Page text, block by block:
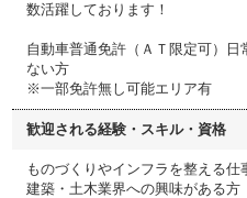
数活躍しております！
自動車普通免許（ＡＴ限定可）
ない方
※一部免許無し可能エリア有
歓迎される経験・スキル・資格
ものづくりやインフラを整える仕
建築・土木業界への興味がある方